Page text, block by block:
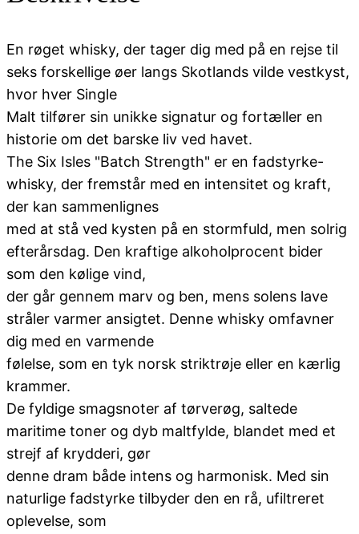
En røget whisky, der tager dig med på en rejse til
seks forskellige øer langs Skotlands vilde vestkyst,
hvor hver Single
Malt tilfører sin unikke signatur og fortæller en
historie om det barske liv ved havet.
The Six Isles "Batch Strength" er en fadstyrke-
whisky, der fremstår med en intensitet og kraft,
der kan sammenlignes
med at stå ved kysten på en stormfuld, men solrig
efterårsdag. Den kraftige alkoholprocent bider
som den kølige vind,
der går gennem marv og ben, mens solens lave
stråler varmer ansigtet. Denne whisky omfavner
dig med en varmende
følelse, som en tyk norsk striktrøje eller en kærlig
krammer.
De fyldige smagsnoter af tørverøg, saltede
maritime toner og dyb maltfylde, blandet med et
strejf af krydderi, gør
denne dram både intens og harmonisk. Med sin
naturlige fadstyrke tilbyder den en rå, ufiltreret
oplevelse, som